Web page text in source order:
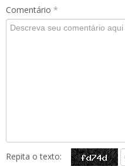
Comentário *
Repita o texto: